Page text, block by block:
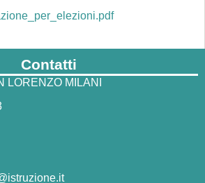
Contatti
LORENZO MILANI